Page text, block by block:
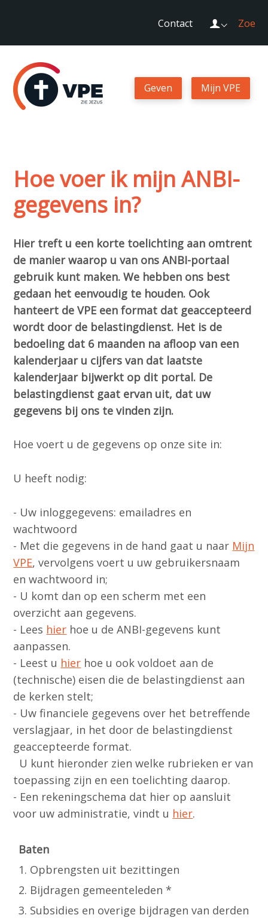
Spring
naar
de
de
inhoud
Contact LoginZoek
Geven Mijn VPE
Hoe voer ik mijn ANBI-
gegevens in?
Hier treft u een korte toelichting aan omtrent
de manier waarop u van ons ANBI-portaal
gebruik kunt maken.We hebben ons best
gedaan het eenvoudig te houden. Ook
hanteert de VPE een format dat geaccepteerd
wordt door de belastingdienst. Het is de
bedoeling dat 6 maanden na afloop van een
kalenderjaar u cijfers van dat laatste
kalenderjaar bijwerkt op dit portal. De
belastingdienst gaat ervan uit, dat uw
gegevens bij ons te vinden zijn.
Hoe voert u de gegevens op onze site in:
U heeft nodig:
- Uw inloggegevens: emailadres en
wachtwoord
- Met die gegevens in de hand gaat u naar Mijn
VPE, vervolgens voert u uw gebruikersnaam
en wachtwoord in;
- U komt dan op een scherm met een
overzicht aan gegevens.
- Lees hier hoe u de ANBI-gegevens kunt
aanpassen.
- Leest u hier hoe u ook voldoet aan de
(technische) eisen die de belastingdienst aan
de kerken stelt;
- Uw financiele gegevens over het betreffende
verslagjaar, in het door de belastingdienst
geaccepteerde format.
U kunt hieronder zien welke rubrieken er van
toepassing zijn en een toelichting daarop.
- Een rekeningschema dat hier op aansluit
voor uw administratie, vindt u hier.
Baten
1. Opbrengsten uit bezittingen
2. Bijdragen gemeenteleden *
3. Subsidies en overige bijdragen van derden
Mijn VPE
Zoek